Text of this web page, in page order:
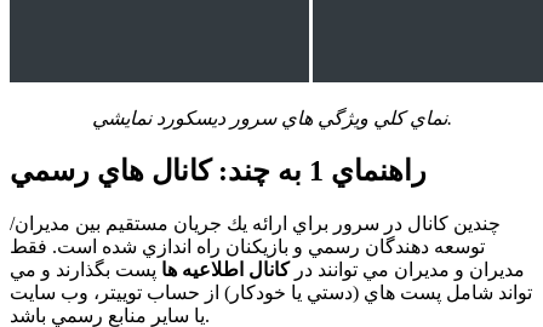
نماي كلي ويژگي هاي سرور ديسكورد نمايشي.
راهنماي 1 به چند: كانال هاي رسمي
چندين كانال در سرور براي ارائه يك جريان مستقيم بين مديران/
توسعه دهندگان رسمي و بازيكنان راه اندازي شده است. فقط
مديران و مديران مي توانند دركانال اطلاعيه ها پست بگذارند و مي
تواند شامل پست هاي (دستي يا خودكار) از حساب توييتر، وب سايت
يا ساير منابع رسمي باشد.